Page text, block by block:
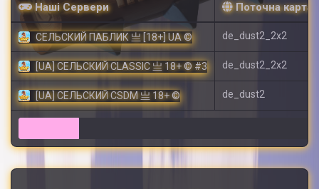
Наші Сервери Поточна карта
СЕЛЬСКИЙ ПАБЛИК 亗 [18+] UA © de_dust2_2x2
[UA] СЕЛЬСКИЙ CLASSIC 亗 18+ © #3 de_dust2_2x2
[UA] СЕЛЬСКИЙ CSDM 亗 18+ © de_dust2